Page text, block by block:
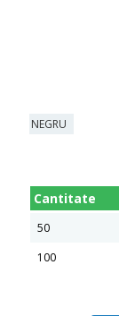
NEGRU
Cantitate
50
100